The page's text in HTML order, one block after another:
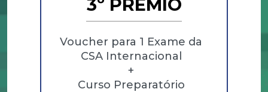
3º PRÊMIO
Voucher para 1 Exame da
CSA Internacional
+
Curso Preparatório